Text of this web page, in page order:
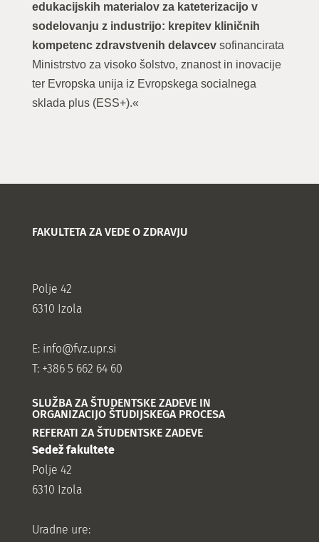
edukacijskih materialov za kateterizacijo v
sodelovanju z industrijo: krepitev kliničnih
kompetenc zdravstvenih delavcevsofinancirata
Ministrstvo za visoko šolstvo, znanost in inovacije
ter Evropska unija iz Evropskega socialnega
sklada plus (ESS+).«
FAKULTETA ZA VEDE O ZDRAVJU
Polje 42
6310 Izola
E: info@fvz.upr.si
T: +386 5 662 64 60
SLUŽBA ZA ŠTUDENTSKE ZADEVE IN
ORGANIZACIJO ŠTUDIJSKEGA PROCESA
REFERATI ZA ŠTUDENTSKE ZADEVE
Sedež fakultete
Polje 42
6310 Izola
Uradne ure: